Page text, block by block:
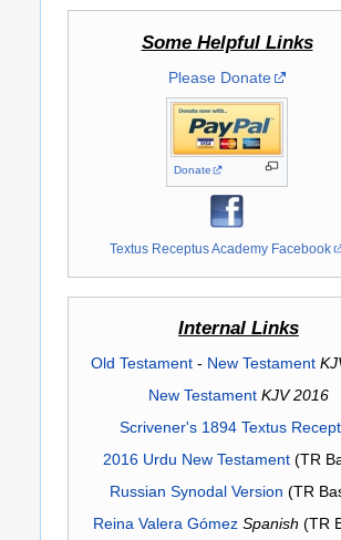
Some Helpful Links
Please Donate
Donate
Textus Receptus Academy Facebook
Internal Links
Old Testament- New Testament
New Testament KJV 2016
Scrivener's 1894 Textus
2016 Urdu New Testament(TR
Russian Synodal Version (TR
Reina Valera Gómez Spanish (TR